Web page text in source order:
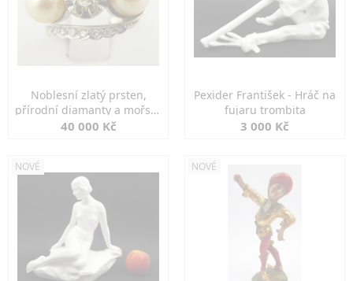
Noblesní zlatý prsten,
přírodní diamanty a mořské
perly
40 000 Kč
Pexider František - Hráč na
fujaru trombita
3 000 Kč
NOVÉ NOVÉ